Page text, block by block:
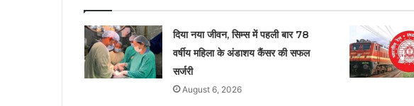
दिया नया जीवन, सिम्स में पहली बार 78
वर्षीय महिला के अंडाशय कैंसर की सफल
सर्जरी
August 6, 2026